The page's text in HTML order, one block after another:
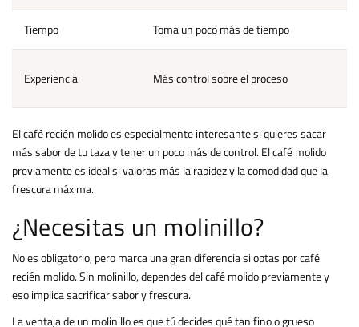
Tiempo Toma un poco más de tiempo
Experiencia Más control sobre el proceso
El café recién molido es especialmente interesante si quieres sacar
más sabor de tu taza y tener un poco más de control. El café molido
previamente es ideal si valoras más la rapidez y la comodidad que la
frescura máxima.
¿Necesitas un molinillo?
No es obligatorio, pero marca una gran diferencia si optas por café
recién molido. Sin molinillo, dependes del café molido previamente y
eso implica sacrificar sabor y frescura.
La ventaja de un molinillo es que tú decides qué tan fino o grueso